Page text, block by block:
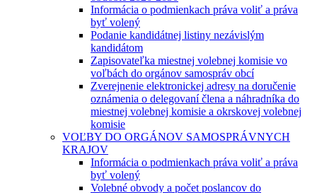
Informácia o podmienkach práva voliť a práva
byť volený
Podanie kandidátnej listiny nezávislým
kandidátom
Zapisovateľka miestnej volebnej komisie vo
voľbách do orgánov samospráv obcí
Zverejnenie elektronickej adresy na doručenie
oznámenia o delegovaní člena a náhradníka do
miestnej volebnej komisie a okrskovej volebnej
komisie
VOĽBY DO ORGÁNOV SAMOSPRÁVNYCH
KRAJOV
Informácia o podmienkach práva voliť a práva
byť volený
Volebné obvody a počet poslancov do